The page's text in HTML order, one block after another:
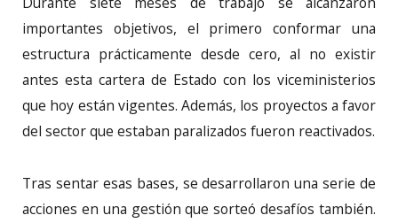
importantes objetivos, el primero conformar una
estructura prácticamente desde cero, al no existir
antes esta cartera de Estado con los viceministerios
que hoy están vigentes. Además, los proyectos a favor
del sector que estaban paralizados fueron reactivados.
Tras sentar esas bases, se desarrollaron una serie de
acciones en una gestión que sorteó desafíos también.